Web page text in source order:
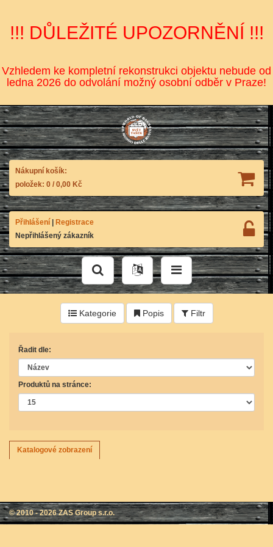
!!! DŮLEŽITÉ UPOZORNĚNÍ !!!
Vzhledem ke kompletní rekonstrukci objektu nebude od
ledna 2026 do odvolání možný osobní odběr v Praze!
Nákupní košík:
položek: 0 / 0,00 Kč
Přihlášení
Registrace
Nepřihlášený zákazník
Kategorie Popis Filtr
Řadit dle:
Produktů na stránce:
Katalogové zobrazení
© 2010 - 2026ZAS Group s.r.o.